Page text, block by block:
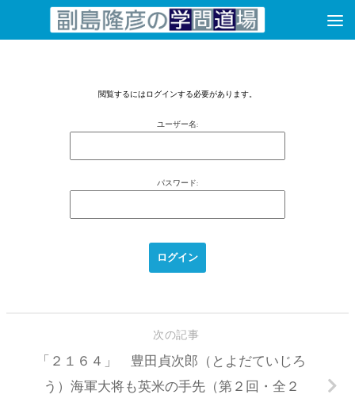
コンテンツへスキップ
閲覧するにはログインする必要があります。
ユーザー名:
パスワード:
次の記事
「２１６４」 豊田貞次郎（とよだていじろ
う）海軍大将も英米の手先（第２回・全２